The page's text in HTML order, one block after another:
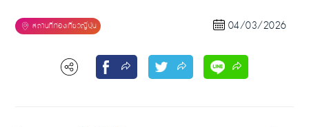
04/03/2026